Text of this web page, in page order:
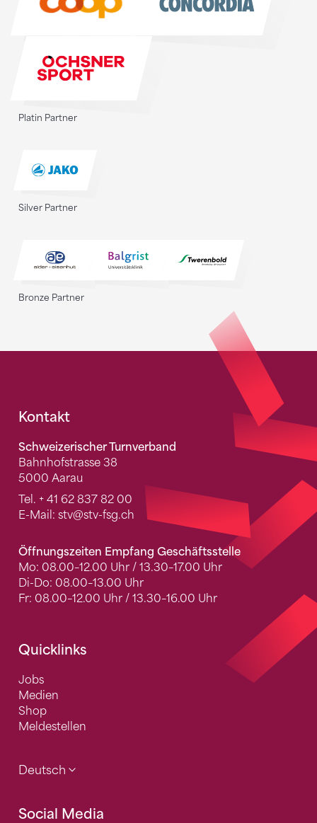
Platin Partner
Silver Partner
Bronze Partner
Fusszeile
Kontakt
Schweizerischer Turnverband
Bahnhofstrasse 38
5000 Aarau
Tel. + 41 62 837 82 00
E-Mail: stv@stv-fsg.ch
Öffnungszeiten Empfang Geschäftsstelle
Mo: 08.00–12.00 Uhr / 13.30–17.00 Uhr
Di-Do: 08.00–13.00 Uhr
Fr: 08.00–12.00 Uhr / 13.30–16.00 Uhr
Quicklinks
Jobs
Medien
Shop
Meldestellen
Deutsch
Social Media